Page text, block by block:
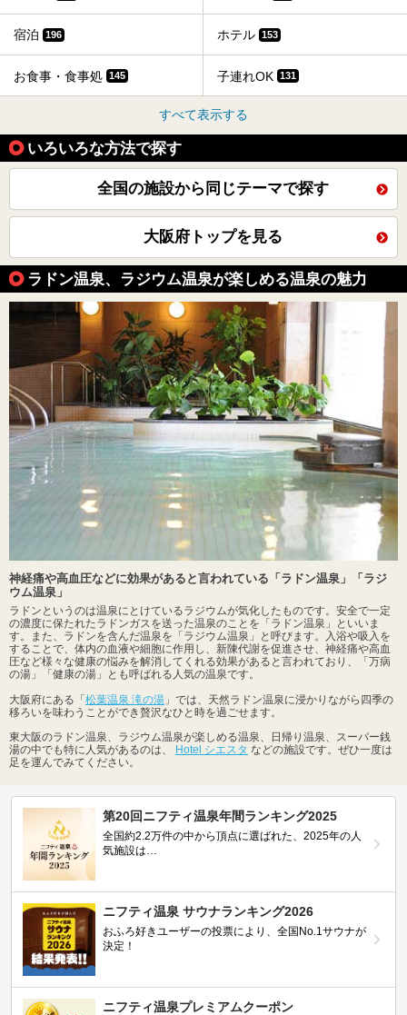
宿泊 196 ホテル 153
お食事・食事処 145 子連れOK 131
すべて表示する
いろいろな方法で探す
全国の施設から同じテーマで探す
大阪府トップを見る
ラドン温泉、ラジウム温泉が楽しめる温泉の魅力
神経痛や高血圧などに効果があると言われている「ラドン温泉」「ラジ
ウム温泉」
ラドンというのは温泉にとけているラジウムが気化したものです。安全で一定
の濃度に保たれたラドンガスを送った温泉のことを「ラドン温泉」といいま
す。また、ラドンを含んだ温泉を「ラジウム温泉」と呼びます。入浴や吸入を
することで、体内の血液や細胞に作用し、新陳代謝を促進させ、神経痛や高血
圧など様々な健康の悩みを解消してくれる効果があると言われており、「万病
の湯」「健康の湯」とも呼ばれる人気の温泉です。
大阪府にある「 松葉温泉 滝の湯 」では、天然ラドン温泉に浸かりながら四季の
移ろいを味わうことができ贅沢なひと時を過ごせます。
東大阪のラドン温泉、ラジウム温泉が楽しめる温泉、日帰り温泉、スーパー銭
湯の中でも特に人気があるのは、
Hotel シエスタ などの施設です。ぜひ一度は
足を運んでみてください。
第20回ニフティ温泉年間ランキング2025
全国約2.2万件の中から頂点に選ばれた、2025年の人
気施設は…
ニフティ温泉 サウナランキング2026
おふろ好きユーザーの投票により、全国No.1サウナが
決定！
ニフティ温泉プレミアムクーポン